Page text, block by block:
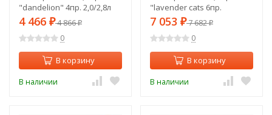
"dandelion" 4пр. 2,0/2,8л
диа.18/20см Agness (943-
100)
4 466 ₽4 866₽
0
В корзину
В наличии
"lavender cats 6пр.
2,0/2,8/3,8л диа.18/20/22см
Agness (943-107)
7 053 ₽7 682₽
0
В корзину
В наличии